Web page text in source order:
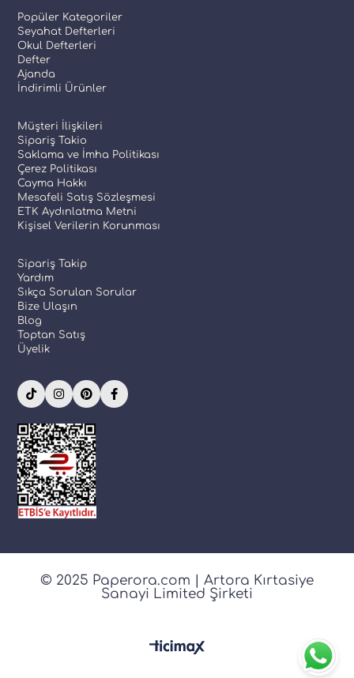
Popüler Kategoriler
Seyahat Defterleri
Okul Defterleri
Defter
Ajanda
İndirimli Ürünler
Müşteri İlişkileri
Sipariş Takio
Saklama ve İmha Politikası
Çerez Politikası
Cayma Hakkı
Mesafeli Satış Sözleşmesi
ETK Aydınlatma Metni
Kişisel Verilerin Korunması
Sipariş Takip
Yardım
Sıkça Sorulan Sorular
Bize Ulaşın
Blog
Toptan Satış
Üyelik
© 2025 Paperora.com | Artora Kırtasiye
Sanayi Limited Şirketi